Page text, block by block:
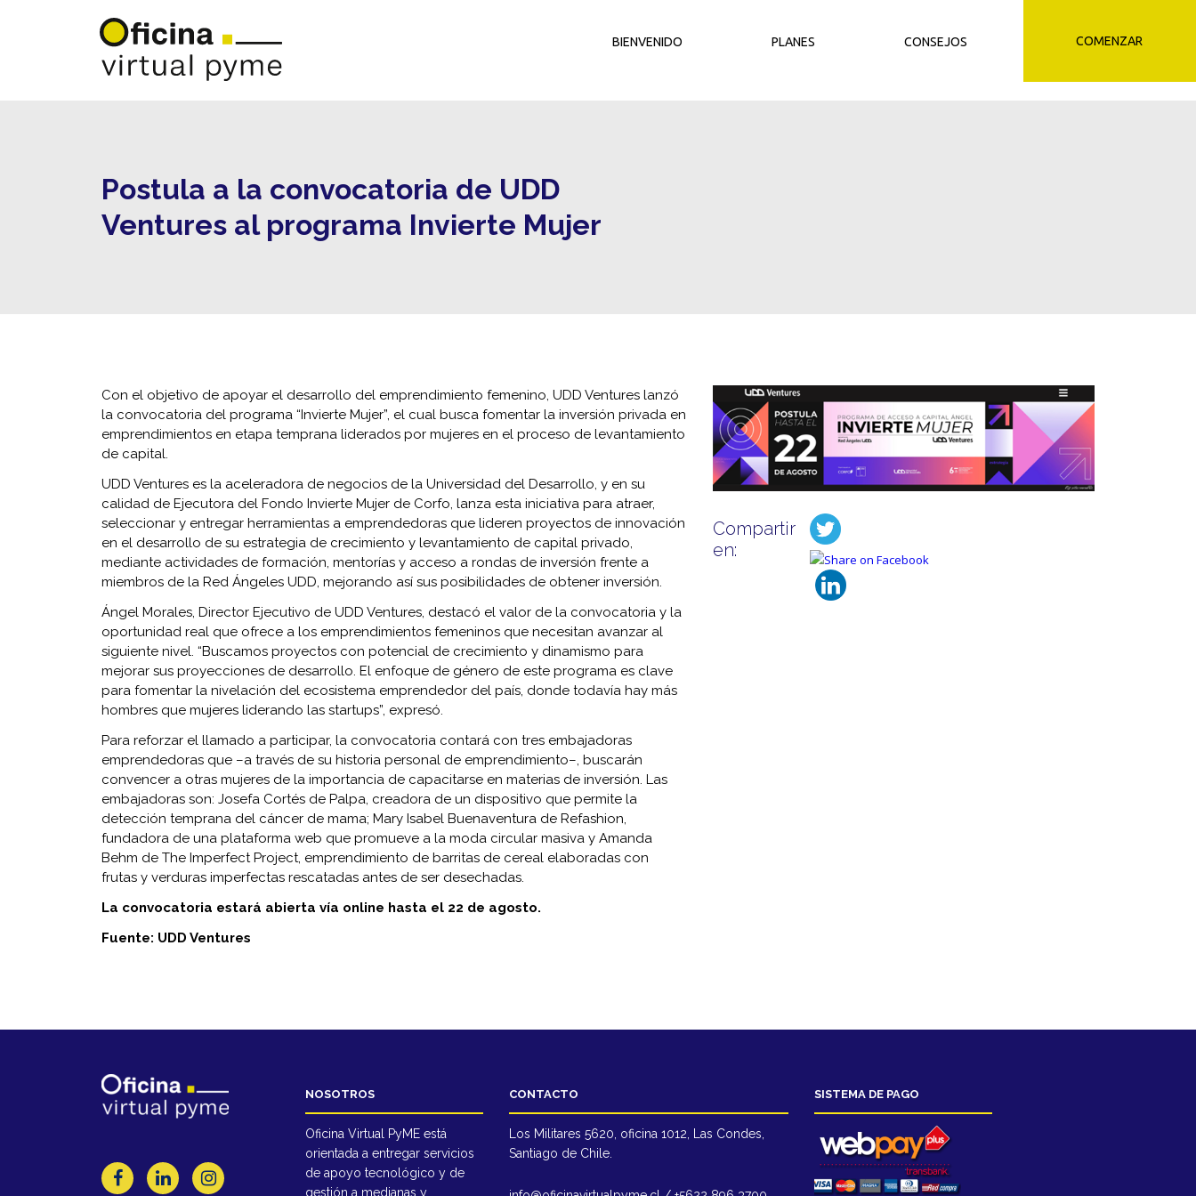
BIENVENIDO PLANES CONSEJOS COMENZAR
Postula a la convocatoria de UDD
Ventures al programa Invierte Mujer
Con el objetivo de apoyar el desarrollo del emprendimiento femenino, UDD Ventures lanzó
la convocatoria del programa “Invierte Mujer”, el cual busca fomentar la inversión privada en
emprendimientos en etapa temprana liderados por mujeres en el proceso de levantamiento
de capital.
UDD Ventures es la aceleradora de negocios de la Universidad del Desarrollo, y en su
calidad de Ejecutora del Fondo Invierte Mujer de Corfo, lanza esta iniciativa para atraer,
seleccionar y entregar herramientas a emprendedoras que lideren proyectos de innovación
en el desarrollo de su estrategia de crecimiento y levantamiento de capital privado,
mediante actividades de formación, mentorías y acceso a rondas de inversión frente a
miembros de la Red Ángeles UDD, mejorando así sus posibilidades de obtener inversión.
Ángel Morales, Director Ejecutivo de UDD Ventures, destacó el valor de la convocatoria y la
oportunidad real que ofrece a los emprendimientos femeninos que necesitan avanzar al
siguiente nivel. “Buscamos proyectos con potencial de crecimiento y dinamismo para
mejorar sus proyecciones de desarrollo. El enfoque de género de este programa es clave
para fomentar la nivelación del ecosistema emprendedor del país, donde todavía hay más
hombres que mujeres liderando las startups”, expresó.
Para reforzar el llamado a participar, la convocatoria contará con tres embajadoras
emprendedoras que –a través de su historia personal de emprendimiento–, buscarán
convencer a otras mujeres de la importancia de capacitarse en materias de inversión. Las
embajadoras son: Josefa Cortés de Palpa, creadora de un dispositivo que permite la
detección temprana del cáncer de mama; Mary Isabel Buenaventura de Refashion,
fundadora de una plataforma web que promueve a la moda circular masiva y Amanda
Behm de The Imperfect Project, emprendimiento de barritas de cereal elaboradas con
frutas y verduras imperfectas rescatadas antes de ser desechadas.
La convocatoria estará abierta vía online hasta el 22 de agosto.
Fuente: UDD Ventures
Compartir
en:
NOSOTROS
Oficina Virtual PyME está
orientada a entregar servicios
de apoyo tecnológico y de
gestión a medianas y
CONTACTO
Los Militares 5620, oficina 1012, Las Condes,
Santiago de Chile.
SISTEMA DE PAGO